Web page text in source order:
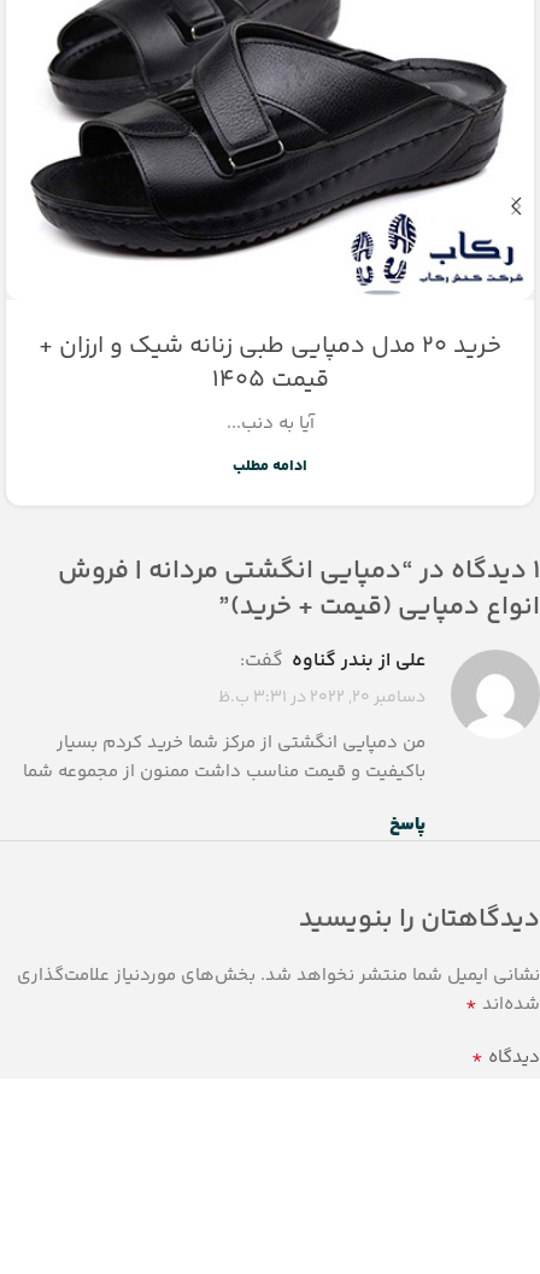
خرید ۲۰ مدل دمپایی طبی زنانه شیک و ارزان +
قیمت 1405
آیا به دنب...
ادامه مطلب
1 دیدگاه در “
دمپایی انگشتی مردانه | فروش
انواع دمپایی (قیمت + خرید)”
علی از بندر گناوه گفت:
دسامبر 20, 2022 در 3:31 ب.ظ
من دمپایی انگشتی از مرکز شما خرید کردم بسیار
باکیفیت و قیمت مناسب داشت ممنون از مجموعه شما
پاسخ
دیدگاهتان را بنویسید
نشانی ایمیل شما منتشر نخواهد شد. بخش‌های موردنیاز علامت‌گذاری
شده‌اند *
دیدگاه *